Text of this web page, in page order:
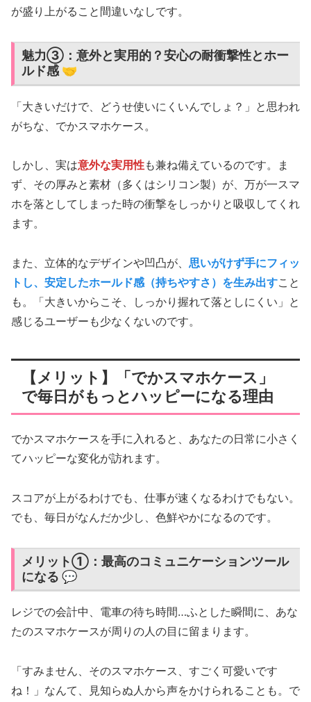
が盛り上がること間違いなしです。
魅力③：意外と実用的？安心の耐衝撃性とホー
ルド感 🤝
「大きいだけで、どうせ使いにくいんでしょ？」と思われ
がちな、でかスマホケース。
しかし、実は意外な実用性も兼ね備えているのです。ま
ず、その厚みと素材（多くはシリコン製）が、万が一スマ
ホを落としてしまった時の衝撃をしっかりと吸収してくれ
ます。
また、立体的なデザインや凹凸が、 思いがけず手にフィッ
トし、安定したホールド感（持ちやすさ）を生み出すこと
も。「大きいからこそ、しっかり握れて落としにくい」と
感じるユーザーも少なくないのです。
【メリット】「でかスマホケース」
で毎日がもっとハッピーになる理由
でかスマホケースを手に入れると、あなたの日常に小さく
てハッピーな変化が訪れます。
スコアが上がるわけでも、仕事が速くなるわけでもない。
でも、毎日がなんだか少し、色鮮やかになるのです。
メリット①：最高のコミュニケーションツール
になる 💬
レジでの会計中、電車の待ち時間…ふとした瞬間に、あな
たのスマホケースが周りの人の目に留まります。
「すみません、そのスマホケース、すごく可愛いです
ね！」なんて、見知らぬ人から声をかけられることも。で